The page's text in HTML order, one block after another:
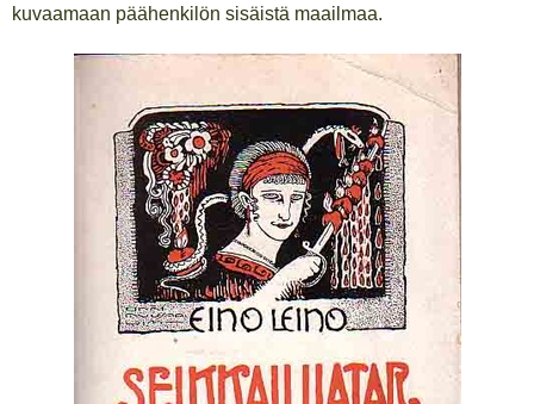
kuvaamaan päähenkilön sisäistä maailmaa.